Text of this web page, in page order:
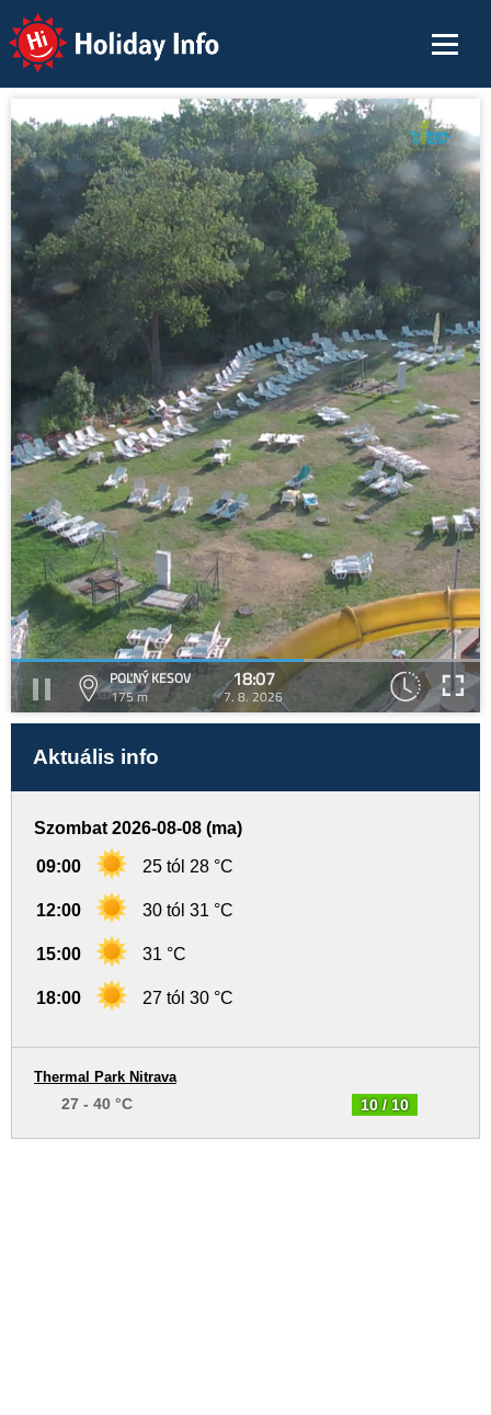
Holiday Info
POĽNÝ KESOV
175 m
18:07
7. 8. 2026
Aktuális info
Szombat 2026-08-08 (ma)
09:00 25 tól 28 °C
12:00 30 tól 31 °C
15:00 31 °C
18:00 27 tól 30 °C
10 / 10
Thermal Park Nitrava
27 - 40 °C